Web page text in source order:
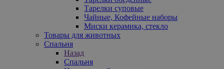
Тарелки суповые
Чайные, Кофейные наборы
Миски керамика, стекло
Товары для животных
Спальня
Назад
Спальня